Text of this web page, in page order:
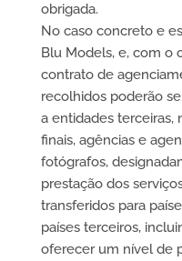
obrigada.
No caso concreto e
Blu Models, e, com o
contrato de
recolhidos poderão
a entidades
finais, agências e
fotógrafos,
prestação dos
transferidos para
países terceiros,
oferecer um nível de